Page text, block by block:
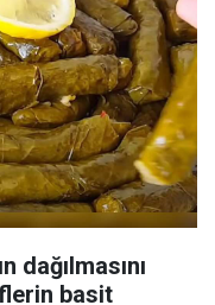
dağılmasını
basit